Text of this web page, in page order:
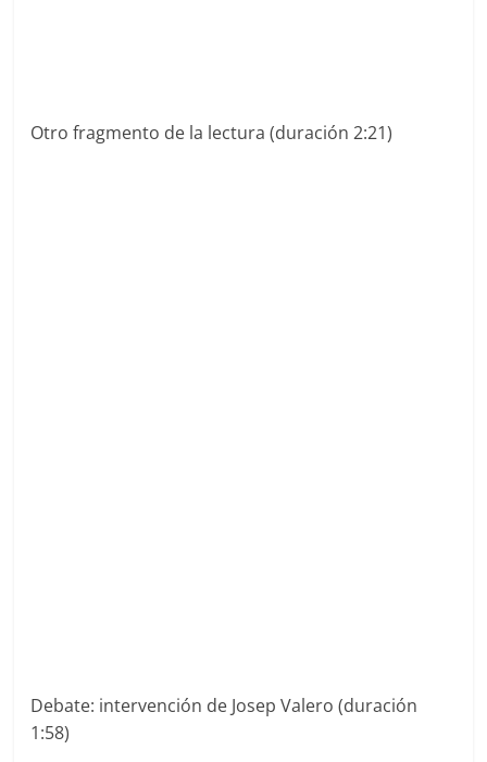
Otro fragmento de la lectura (duración 2:21)
Debate: intervención de Josep Valero (duración
1:58)